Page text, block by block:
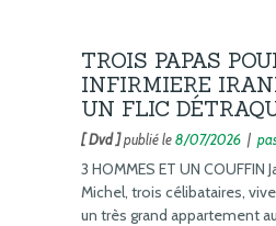
TROIS PAPAS
INFIRMIERE
UN FLIC
[ Dvd ]publié le8/07/2026 |
3 HOMMES ET UN COUFFIN
Michel, trois célibataires,
un très grand appartement